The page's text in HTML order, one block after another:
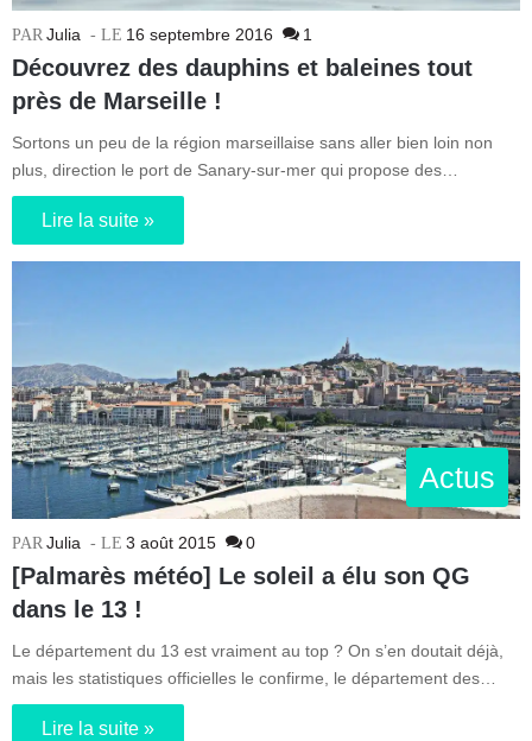
Julia 16 septembre 2016 1
Découvrez des dauphins et baleines tout
près de Marseille !
Sortons un peu de la région marseillaise sans aller bien loin non
plus, direction le port de Sanary-sur-mer qui propose des…
Lire la suite »
Actus
Julia 3 août 2015 0
[Palmarès météo] Le soleil a élu son QG
dans le 13 !
Le département du 13 est vraiment au top ? On s’en doutait déjà,
mais les statistiques officielles le confirme, le département des…
Lire la suite »